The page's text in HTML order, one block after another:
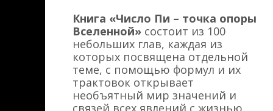
Книга «Число Пи – точка опоры
Вселенной» состоит из 100
небольших глав, каждая из
которых посвящена отдельной
теме, с помощью формул и их
трактовок открывает
необъятный мир значений и
связей всех явлений с жизнью